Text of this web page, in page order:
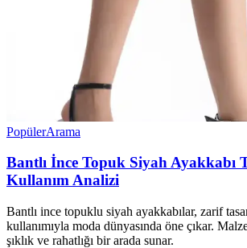
PopülerArama
Bantlı İnce Topuk Siyah Ayakkabı
Kullanım Analizi
Bantlı ince topuklu siyah ayakkabılar, zarif
kullanımıyla moda dünyasında öne çıkar.
şıklık ve rahatlığı bir arada sunar.